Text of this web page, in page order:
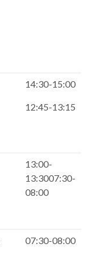
14:30-15:00
12:45-13:15
13:00-
13:3007:30-
08:00
07:30-08:00